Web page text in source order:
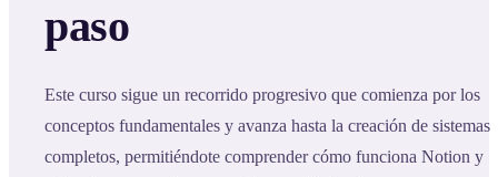
paso
Este curso sigue un recorrido progresivo que comienza por los
conceptos fundamentales y avanza hasta la creación de sistemas
completos, permitiéndote comprender cómo funciona Notion y